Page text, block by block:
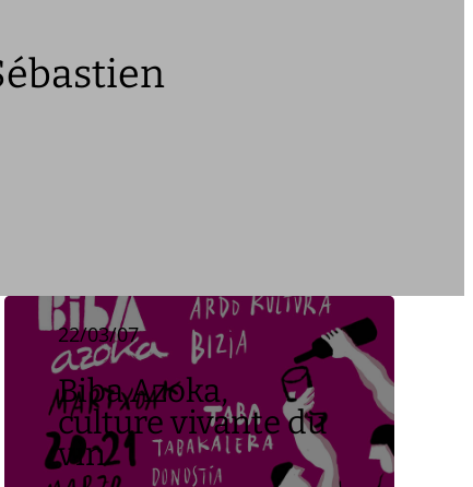
22/03/07
Biba Azoka,
culture vivante du
vin